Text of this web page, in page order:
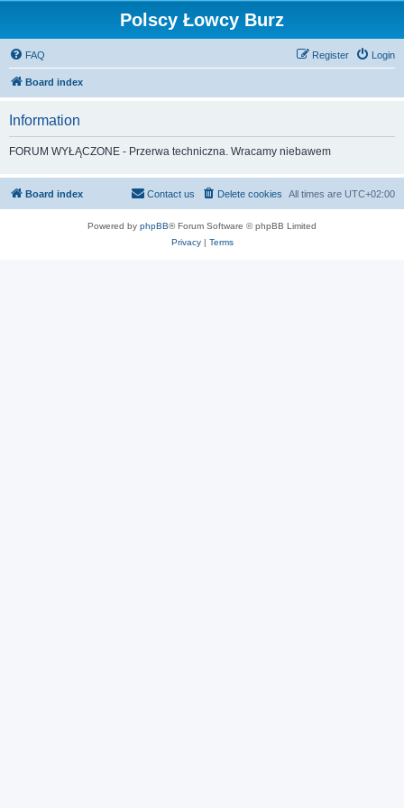
Polscy Łowcy Burz
FAQ Login
Register
Board index
Information
FORUM WYŁĄCZONE - Przerwa techniczna. Wracamy niebawem
Board index All times are UTC+02:00
Delete cookies
Contact us
Powered by phpBB® Forum Software © phpBB Limited
Privacy| Terms